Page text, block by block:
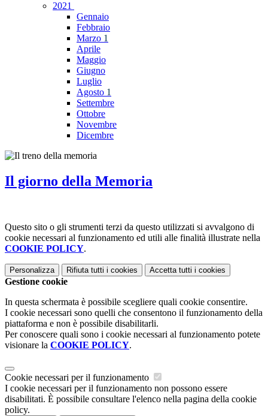
2021
Gennaio
Febbraio
Marzo 1
Aprile
Maggio
Giugno
Luglio
Agosto 1
Settembre
Ottobre
Novembre
Dicembre
Il giorno della Memoria
Questo sito o gli strumenti terzi da questo utilizzati si avvalgono di
cookie necessari al funzionamento ed utili alle finalità illustrate nella
COOKIE POLICY.
Personalizza Rifiuta tutti i cookies Accetta tutti i cookies
Gestione cookie
In questa schermata è possibile scegliere quali cookie consentire.
I cookie necessari sono quelli che consentono il funzionamento della
piattaforma e non è possibile disabilitarli.
Per conoscere quali sono i cookie necessari al funzionamento potete
visionare la COOKIE POLICY.
Cookie necessari per il funzionamento
I cookie necessari per il funzionamento non possono essere
disabilitati. È possibile consultare l'elenco nella pagina della cookie
policy.